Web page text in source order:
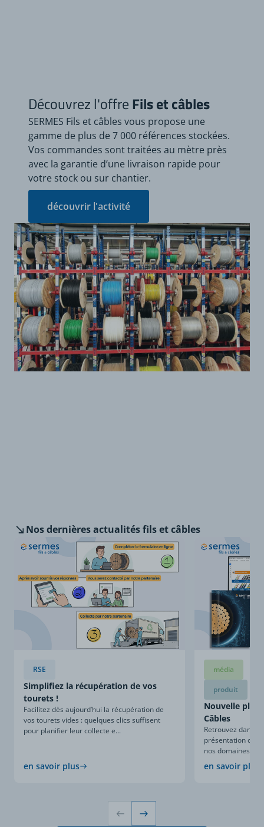
Découvrez l'offreFils et câbles
SERMES Fils et câbles vous propose une
gamme de plus de 7 000 références stockées.
Vos commandes sont traitées au mètre près
avec la garantie d’une livraison rapide pour
votre stock ou sur chantier.
découvrir l'activité
Nos dernièresactualités fils et câbles
RSE
Simplifiez la récupération de vos
tourets !
Facilitez dès aujourd’hui la récupération de
vos tourets vides : quelques clics suffisent
pour planifier leur collecte e...
en savoir plus
média
produit
Nouvelle
Câbles
Retrouvez dans
présentation
nos domaines
en savoir plus